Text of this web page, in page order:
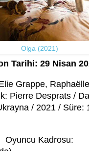
Olga (2021)
Tarihi: 29 Nisan
Grappe,
Pierre Desprats /
/ 2021 / Süre:
Oyuncu Kadrosu: